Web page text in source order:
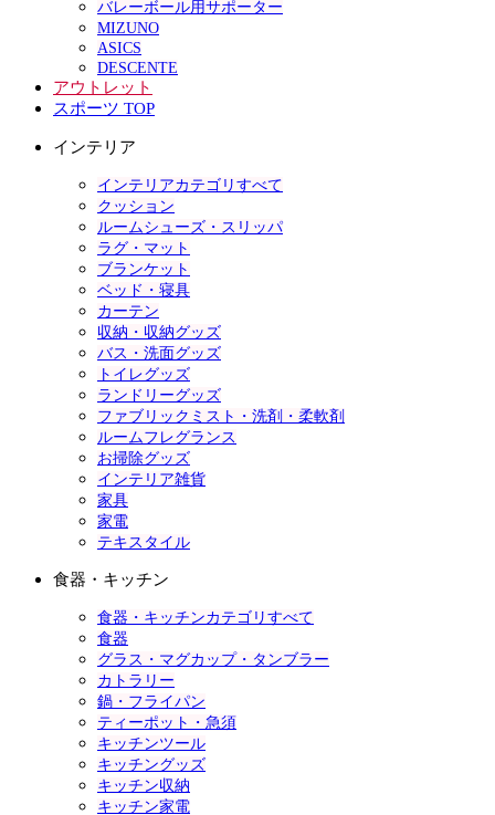
バレーボール用サポーター
MIZUNO
ASICS
DESCENTE
アウトレット
スポーツ TOP
インテリア
インテリアカテゴリすべて
クッション
ルームシューズ・スリッパ
ラグ・マット
ブランケット
ベッド・寝具
カーテン
収納・収納グッズ
バス・洗面グッズ
トイレグッズ
ランドリーグッズ
ファブリックミスト・洗剤・柔軟剤
ルームフレグランス
お掃除グッズ
インテリア雑貨
家具
家電
テキスタイル
食器・キッチン
食器・キッチンカテゴリすべて
食器
グラス・マグカップ・タンブラー
カトラリー
鍋・フライパン
ティーポット・急須
キッチンツール
キッチングッズ
キッチン収納
キッチン家電